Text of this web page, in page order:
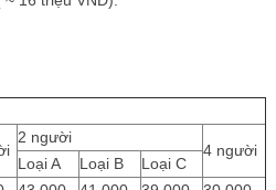
2 người
4 người
Loại A Loại B
Loại C